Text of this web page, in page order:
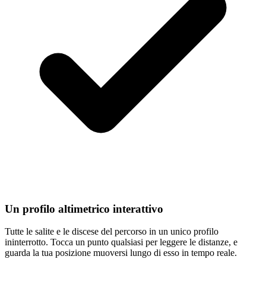
Un profilo altimetrico interattivo
Tutte le salite e le discese del percorso in un unico profilo
ininterrotto. Tocca un punto qualsiasi per leggere le distanze, e
guarda la tua posizione muoversi lungo di esso in tempo reale.